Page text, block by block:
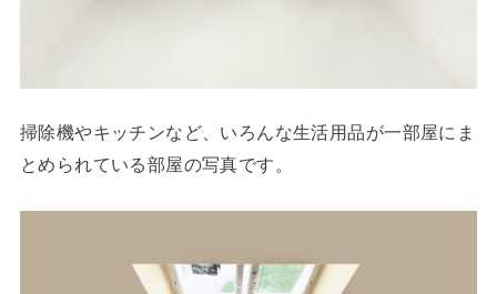
掃除機やキッチンなど、いろんな生活用品が一部屋にま
とめられている部屋の写真です。